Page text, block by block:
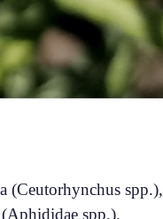
(Ceutorhynchus spp.),
spp.).